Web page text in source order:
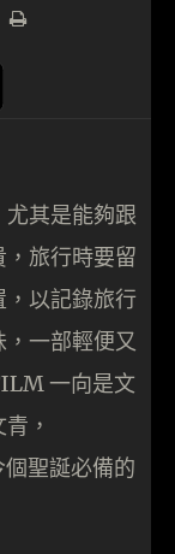
其是能夠跟
旅行時要留
以記錄旅行
一部輕便又
一向是文
，
聖誕必備的